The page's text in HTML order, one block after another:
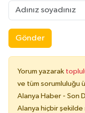
Gönder
Yorum yazarak
ve tüm sorumluluğu
Alanya Haber - Son
Alanya hiçbir